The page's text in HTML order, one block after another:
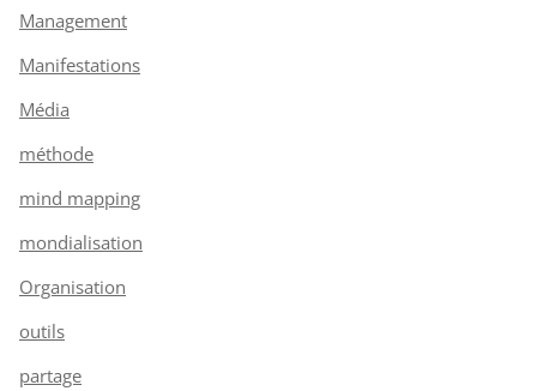
Management
Manifestations
Média
méthode
mind mapping
mondialisation
Organisation
outils
partage